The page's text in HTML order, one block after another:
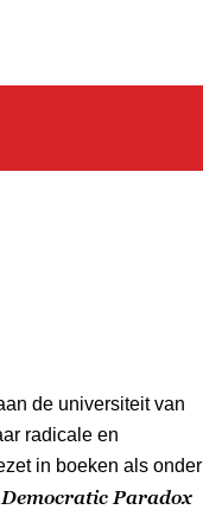
de universiteit van
radicale en
in boeken als onder
Democratic Paradox